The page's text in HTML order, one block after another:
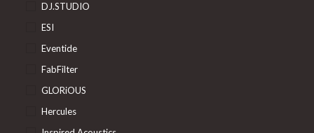
DJ.STUDIO
ESI
Eventide
FabFilter
GLORiOUS
Hercules